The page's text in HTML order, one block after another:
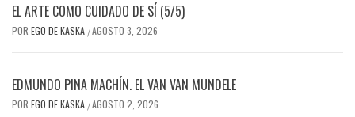
EL ARTE COMO CUIDADO DE SÍ (5/5)
POR EGO DE KASKA /AGOSTO 3, 2026
EDMUNDO PINA MACHÍN. EL VAN VAN MUNDELE
POR EGO DE KASKA /AGOSTO 2, 2026